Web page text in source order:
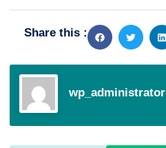
Share this :
wp_administrator